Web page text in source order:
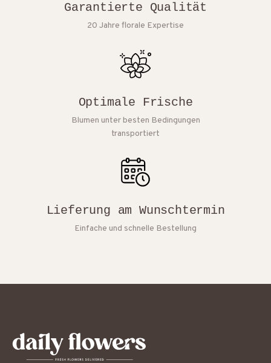
Garantierte Qualität
20 Jahre florale Expertise
Optimale Frische
Blumen unter besten Bedingungen
transportiert
Lieferung am Wunschtermin
Einfache und schnelle Bestellung